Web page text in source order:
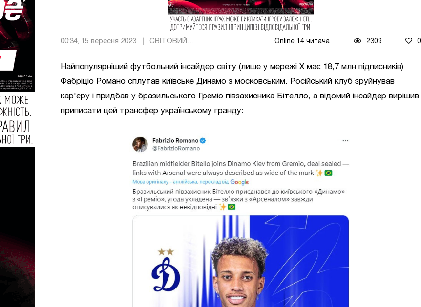
00:34, 15 вересня 2023 Online 14 читача 2309 0
Найпопулярніший футбольний інсайдер світу (лише у мережі X має 18,7 млн підписників)
Фабріціо Романо сплутав київське Динамо з московським. Російський клуб зруйнував
кар'єру і придбав у бразильського Греміо півзахисника Бітелло, а відомий інсайдер вирішив
приписати цей трансфер українському гранду: